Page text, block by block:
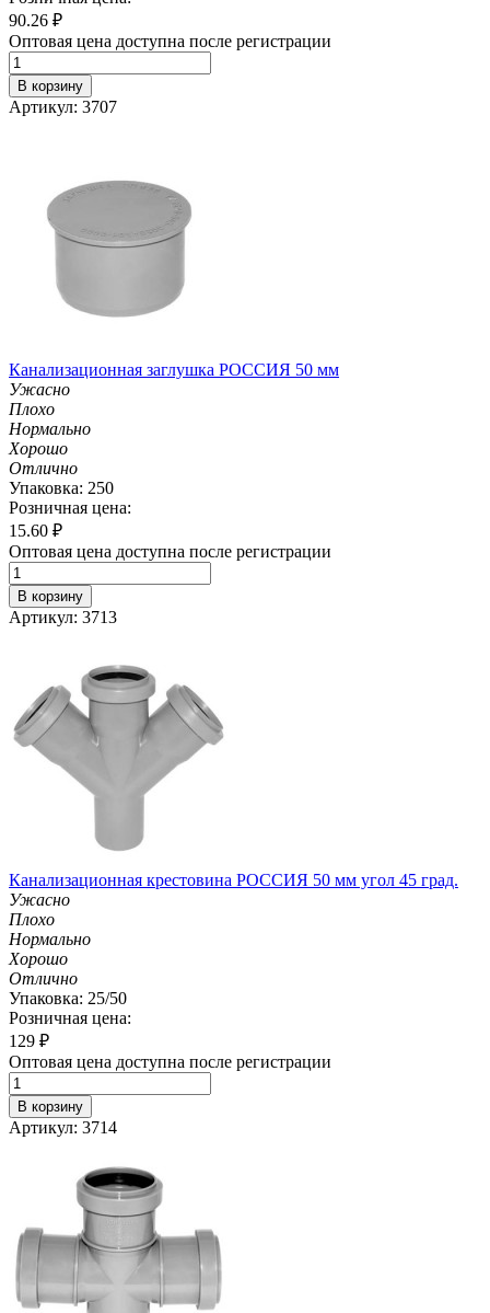
90.26 ₽
Оптовая цена доступна после регистрации
В корзину
Артикул: 3707
Канализационная заглушка РОССИЯ 50 мм
Ужасно
Плохо
Нормально
Хорошо
Отлично
Упаковка: 250
Розничная цена:
15.60 ₽
Оптовая цена доступна после регистрации
В корзину
Артикул: 3713
Канализационная крестовина РОССИЯ 50 мм угол 45 град.
Ужасно
Плохо
Нормально
Хорошо
Отлично
Упаковка: 25/50
Розничная цена:
129 ₽
Оптовая цена доступна после регистрации
В корзину
Артикул: 3714